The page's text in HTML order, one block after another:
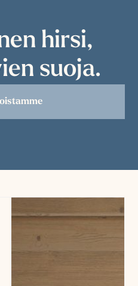
hirsi,
suoja.